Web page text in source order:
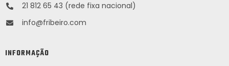
21 812 65 43 (rede fixa nacional)
info@fribeiro.com
INFORMAÇÃO